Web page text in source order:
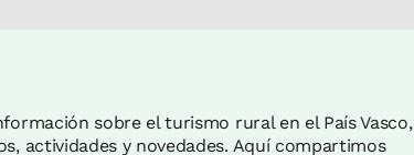
sobre el turismo rural en el País Vasco,
actividades y novedades. Aquí compartimos